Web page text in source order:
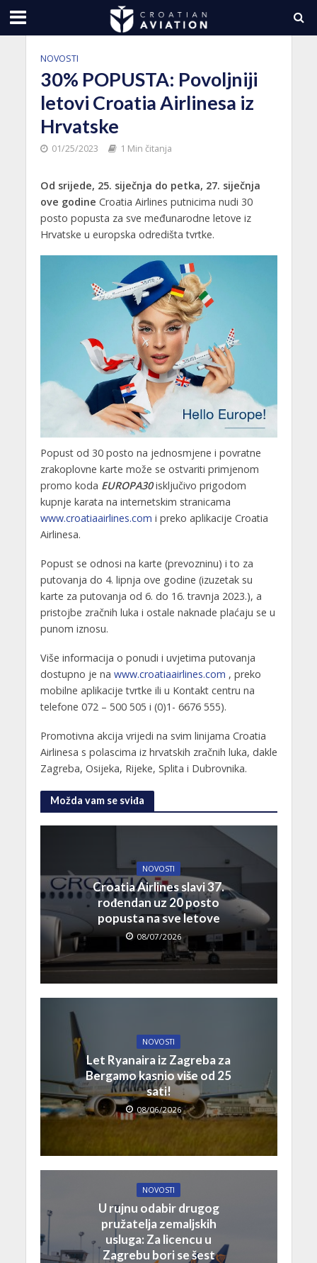
NOVOSTI
30% POPUSTA: Povoljniji
letovi Croatia Airlinesa iz
Hrvatske
01/25/2023 1 Min čitanja
Od srijede, 25. siječnja do petka, 27. siječnja
ove godine Croatia Airlines putnicima nudi 30
posto popusta za sve međunarodne letove iz
Hrvatske u europska odredišta tvrtke.
Popust od 30 posto na jednosmjene i povratne
zrakoplovne karte može se ostvariti primjenom
promo koda EUROPA30isključivo prigodom
kupnje karata na internetskim stranicama
www.croatiaairlines.com i preko aplikacije Croatia
Airlinesa.
Popust se odnosi na karte (prevozninu) i to za
putovanja do 4. lipnja ove godine (izuzetak su
karte za putovanja od 6. do 16. travnja 2023.), a
pristojbe zračnih luka i ostale naknade plaćaju se u
punom iznosu.
Više informacija o ponudi i uvjetima putovanja
dostupno je na www.croatiaairlines.com , preko
mobilne aplikacije tvrtke ili u Kontakt centru na
telefone 072 – 500 505 i (0)1- 6676 555).
Promotivna akcija vrijedi na svim linijama Croatia
Airlinesa s polascima iz hrvatskih zračnih luka, dakle
Zagreba, Osijeka, Rijeke, Splita i Dubrovnika.
Možda vam se sviđa
NOVOSTI
Croatia Airlines slavi 37.
rođendan uz 20 posto
popusta na sve letove
08/07/2026
NOVOSTI
Let Ryanaira iz Zagreba za
Bergamo kasnio više od 25
sati!
08/06/2026
NOVOSTI
U rujnu odabir drugog
pružatelja zemaljskih
usluga: Za licencu u
Zagrebu bori se šest